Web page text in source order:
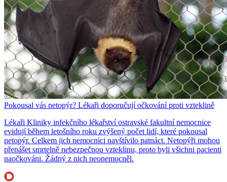
Pokousal vás netopýr? Lékaři doporučují očkování proti vzteklině
Lékaři Kliniky infekčního lékařství ostravské fakultní nemocnice
evidují během letošního roku zvýšený počet lidí, které pokousal
netopýr. Celkem jich nemocnici navštívilo patnáct. Netopýři mohou
přenášet smrtelně nebezpečnou vzteklinu, proto byli všichni pacienti
naočkováni. Žádný z nich neonemocněl.